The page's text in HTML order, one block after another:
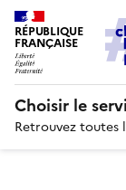
RÉPUBLIQUE
FRANÇAISE
Choisir le
Retrouvez